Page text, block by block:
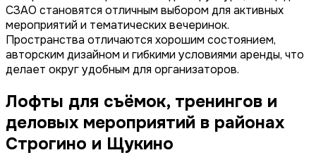
СЗАО становятся отличным выбором для активных
мероприятий и тематических вечеринок.
Пространства отличаются хорошим состоянием,
авторским дизайном и гибкими условиями аренды, что
делает округ удобным для организаторов.
Лофты для съёмок, тренингов и
деловых мероприятий в районах
Строгино и Щукино